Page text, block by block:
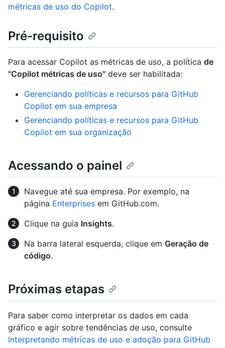
métricas de uso do Copilot.
Pré-requisito
Para acessar Copilot as métricas de uso, a política de
"Copilot métricas de uso" deve ser habilitada:
Gerenciando políticas e recursos para GitHub
Copilot em sua empresa
Gerenciando políticas e recursos para GitHub
Copilot em sua organização
Acessando o painel
Navegue até sua empresa. Por exemplo, na
página Enterprises em GitHub.com.
Clique na guia Insights.
Na barra lateral esquerda, clique em Geração de
código.
Próximas etapas
Para saber como interpretar os dados em cada
gráfico e agir sobre tendências de uso, consulte
Interpretando métricas de uso e adoção para GitHub